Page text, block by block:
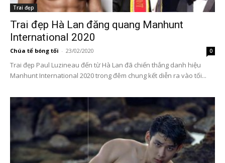
Trai đẹp
Trai đẹp Hà Lan đăng quang Manhunt
International 2020
Chúa tể bóng tối - 23/02/2020 0
Trai đẹp Paul Luzineau đến từ Hà Lan đã chiến thắng danh hiệu
Manhunt International 2020 trong đêm chung kết diễn ra vào tối...